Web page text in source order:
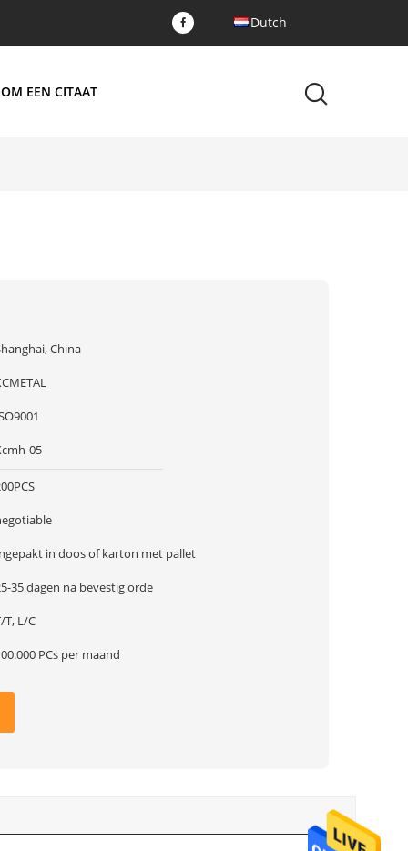
Dutch
EEN CITAAT
China
05
in doos of karton met pallet
35 dagen na bevestig orde
T, L/C
PCs per maand